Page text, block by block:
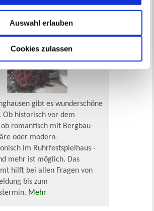
Cookies zulassen
Auswahl erlauben
in Recklinghausen
gibt es wunderschöne
Ob historisch vor dem
ob romantisch mit Bergbau-
oder modern-
im Ruhrfestspielhaus -
mehr ist möglich. Das
hilft bei allen Fragen von
bis zum
Mehr